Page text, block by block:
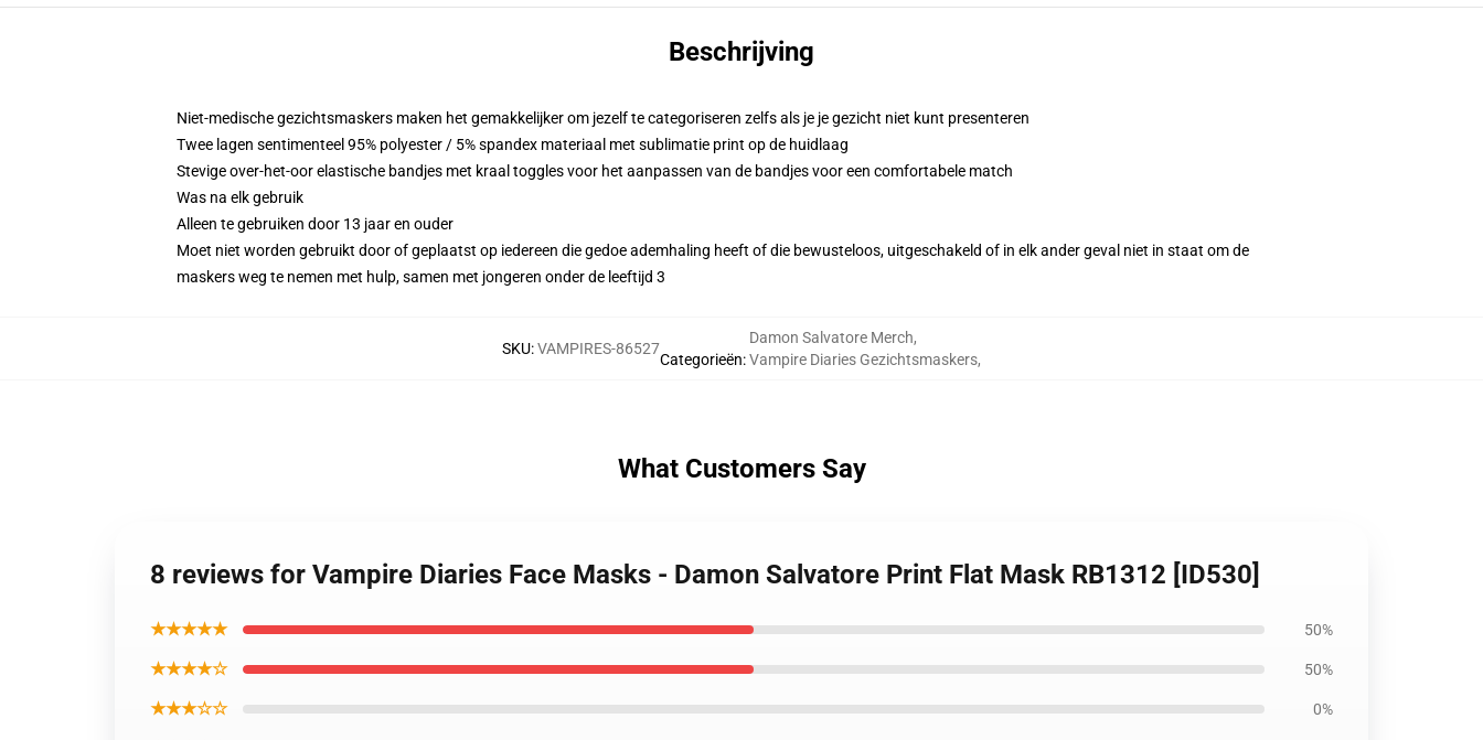
Beschrijving
Niet-medische gezichtsmaskers maken het gemakkelijker om jezelf te categoriseren zelfs als je je gezicht niet kunt presenteren
Twee lagen sentimenteel 95% polyester / 5% spandex materiaal met sublimatie print op de huidlaag
Stevige over-het-oor elastische bandjes met kraal toggles voor het aanpassen van de bandjes voor een comfortabele match
Was na elk gebruik
Alleen te gebruiken door 13 jaar en ouder
Moet niet worden gebruikt door of geplaatst op iedereen die gedoe ademhaling heeft of die bewusteloos, uitgeschakeld of in elk ander geval niet in staat om de
maskers weg te nemen met hulp, samen met jongeren onder de leeftijd 3
SKU:VAMPIRES-86527
Categorieën:
Damon Salvatore Merch,
Vampire Diaries Gezichtsmaskers,
What Customers Say
8 reviews for Vampire Diaries Face Masks - Damon Salvatore Print Flat Mask RB1312 [ID530]
★★★★★ 50%
★★★★☆ 50%
★★★☆☆ 0%